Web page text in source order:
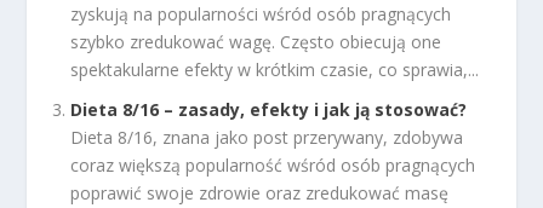
zyskują na popularności wśród osób pragnących
szybko zredukować wagę. Często obiecują one
spektakularne efekty w krótkim czasie, co sprawia,...
Dieta 8/16 – zasady, efekty i jak ją stosować?
Dieta 8/16, znana jako post przerywany, zdobywa
coraz większą popularność wśród osób pragnących
poprawić swoje zdrowie oraz zredukować masę